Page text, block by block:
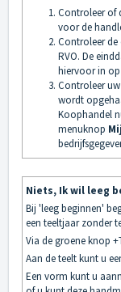
Controleer of
voor de
Controleer de
RVO. De
hiervoor in op
Controleer
wordt
Koophandel
menuknop
Niets, Ik wil leeg
Bij 'leeg beginnen'
een teeltjaar zonder
Via de groene knop
Aan de teelt kunt u
Een vorm kunt u